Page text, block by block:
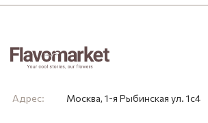
Адрес: Москва, 1-я Рыбинская ул. 1с4